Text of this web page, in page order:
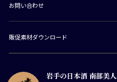
岩手の日本酒 南部美人
お問い合わせ
販促素材ダウンロード